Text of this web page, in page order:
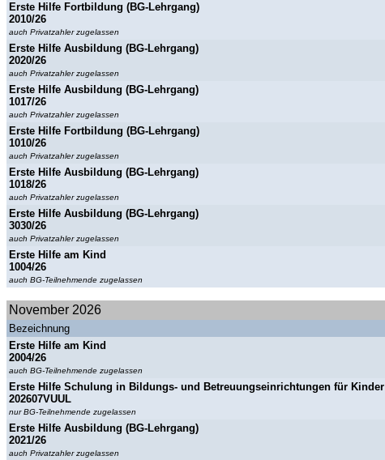
Erste Hilfe Fortbildung (BG-Lehrgang)
2010/26
auch Privatzahler zugelassen
Erste Hilfe Ausbildung (BG-Lehrgang)
2020/26
auch Privatzahler zugelassen
Erste Hilfe Ausbildung (BG-Lehrgang)
1017/26
auch Privatzahler zugelassen
Erste Hilfe Fortbildung (BG-Lehrgang)
1010/26
auch Privatzahler zugelassen
Erste Hilfe Ausbildung (BG-Lehrgang)
1018/26
auch Privatzahler zugelassen
Erste Hilfe Ausbildung (BG-Lehrgang)
3030/26
auch Privatzahler zugelassen
Erste Hilfe am Kind
1004/26
auch BG-Teilnehmende zugelassen
November 2026
Bezeichnung
Erste Hilfe am Kind
2004/26
auch BG-Teilnehmende zugelassen
Erste Hilfe Schulung in Bildungs- und Betreuungseinrichtungen für Kinder
202607VUUL
nur BG-Teilnehmende zugelassen
Erste Hilfe Ausbildung (BG-Lehrgang)
2021/26
auch Privatzahler zugelassen